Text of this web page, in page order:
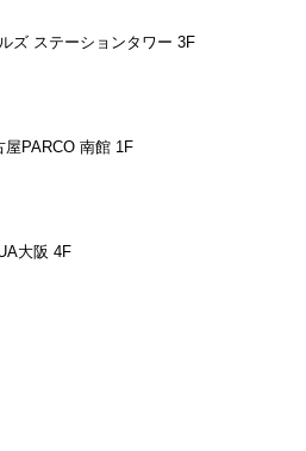
ズ ステーションタワー 3F
屋PARCO 南館 1F
大阪 4F